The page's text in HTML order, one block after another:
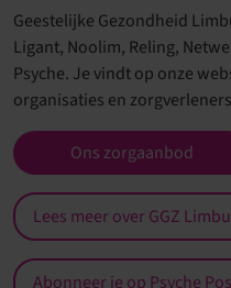
Geestelijke Gezondheid
Ligant, Noolim, Reling,
Psyche. Je vindt op onze
organisaties en
Ons zorgaanbod
Lees meer over GGZ
Abonneer je op Psyche